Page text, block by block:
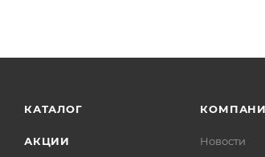
КАТАЛОГ
АКЦИИ Новости